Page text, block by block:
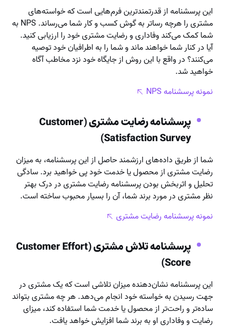
این پرسشنامه از قدرتمندترین فرم‌هایی است که خواسته‌های
مشتری را هرچه رساتر به گوش کسب و کار شما می‌رساند. NPS به
شما کمک می‌کند وفاداری و رضایت مشتری خود را ارزیابی کنید.
آیا در کنار شما خواهند ماند و شما را به اطرافیان خود توصیه
می‌کنند؟ در واقع با این روش از جایگاه خود نزد مخاطب آگاه
خواهید شد.
نمونه پرسشنامه NPS
پرسشنامه رضایت مشتری (Customer
Satisfaction Survey)
شما از طریق داده‌های ارزشمند حاصل از این پرسشنامه، به میزان
رضایت مشتری از محصول یا خدمت خود پی خواهید برد. سادگی
تحلیل و اثربخش بودن پرسشنامه رضایت مشتری در درک بهتر
نظر مشتری در مورد برند شما، آن را بسیار محبوب ساخته است.
نمونه پرسشنامه رضایت مشتری
پرسشنامه تلاش مشتری (Customer Effort
Score)
این پرسشنامه نشان‌دهنده میزان تلاشی است که یک مشتری در
جهت رسیدن به خواسته خود انجام می‌دهد. هر چه مشتری بتواند
ساده‌تر و راحت‌تر از محصول یا خدمت شما استفاده کند، میزای
رضایت و وفاداری او به برند شما افزایش خواهد یافت.